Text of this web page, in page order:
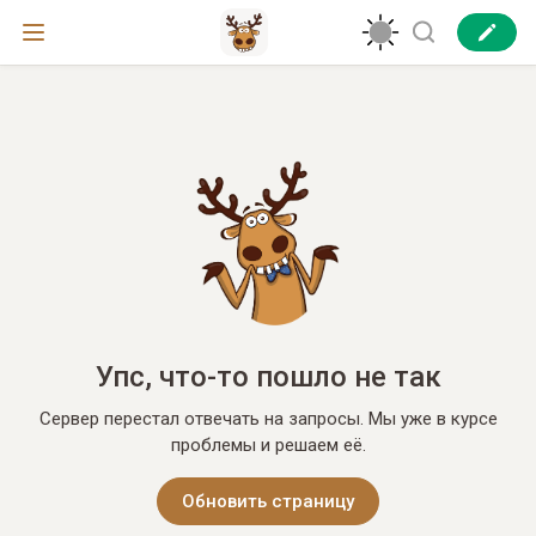
Упс, что-то пошло не так
Сервер перестал отвечать на запросы. Мы уже в курсе
проблемы и решаем её.
Обновить страницу